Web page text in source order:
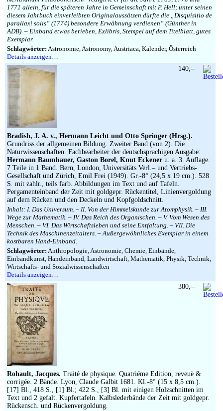
1771 allein, für die späteren Jahre in Gemeinschaft mit P. Hell; unter seinen
diesem Jahrbuch einverleibten Originalaussätzen dürfte die „Disquisitio de
parallaxi solis“ (1774) besondere Erwähnung verdienen“ (Günther in
ADB). – Einband etwas berieben, Exlibris, Stempel auf dem Titelblatt, gutes
Exemplar.
Schlagwörter: Astronomie, Astronomy, Austriaca, Kalender, Österreich
Details anzeigen…
Bradish, J. A. v., Hermann Leicht und Otto Springer (Hrsg.).
Grundriss der allgemeinen Bildung. Zweiter Band (von 2). Die
Naturwissenschaften. Fachbearbeiter der deutschsprachigen Ausgabe:
Hermann Baumhauer, Gaston Borel, Knut Eckener u. a. 3. Auflage.
7 Teile in 1 Band. Bern, London, Universitäts Verl.– und Vertriebs-
Gesellschaft und Zürich, Emil Frei (1949). Gr.-8° (24,5 x 19 cm.). 528
S. mit zahlr., teils farb. Abbildungen im Text und auf Tafeln.
Pergamenteinband der Zeit mit goldgepr. Rückentitel, Linienvergoldung
auf dem Rücken und den Deckeln und Kopfgoldschnitt.
Inhalt: I. Das Universum. – II. Von der Himmelskunde zur Atomphysik. – III.
Wege zur Mathematik. – IV. Das Reich des Organischen. – V. Vom Wesen des
Menschen. – VI. Das Wirtschaftsleben und seine Entfaltung. – VII. Die
Technik des Maschinenzeitalters. – Außergewöhnliches Exemplar in einem
kostbaren Hand-Einband.
Schlagwörter: Anthropologie, Astronomie, Chemie, Einbände,
Einbandkunst, Handeinband, Landwirtschaft, Mathematik, Physik, Technik,
Wirtschafts- und Sozialwissenschaften
Details anzeigen…
140,--
Rohault, Jacques. Traité de physique. Quatriéme Edition, reveuë &
corrigée. 2 Bände. Lyon, Claude Galbit 1681. Kl.-8° (15 x 8,5 cm.).
[17] Bl., 418 S., [1] Bl.; 422 S., [3] Bl. mit einigen Holzschnitten im
Text und 2 gefalt. Kupfertafeln. Kalbslederbände der Zeit mit goldgepr.
Rückensch. und Rückenvergoldung.
380,--